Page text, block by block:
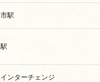
駅
インターチェンジ